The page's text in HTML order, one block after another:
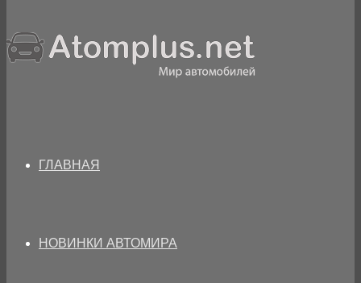
ГЛАВНАЯ
НОВИНКИ АВТОМИРА